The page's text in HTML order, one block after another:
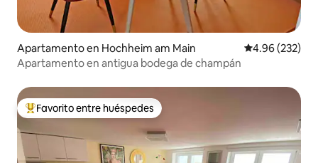
Apartamento en Hochheim am Main Calificación
4.96 (232)
Apartamento en antigua bodega de champán
Favorito entre huéspedes preferido
Favorito entre huéspedes